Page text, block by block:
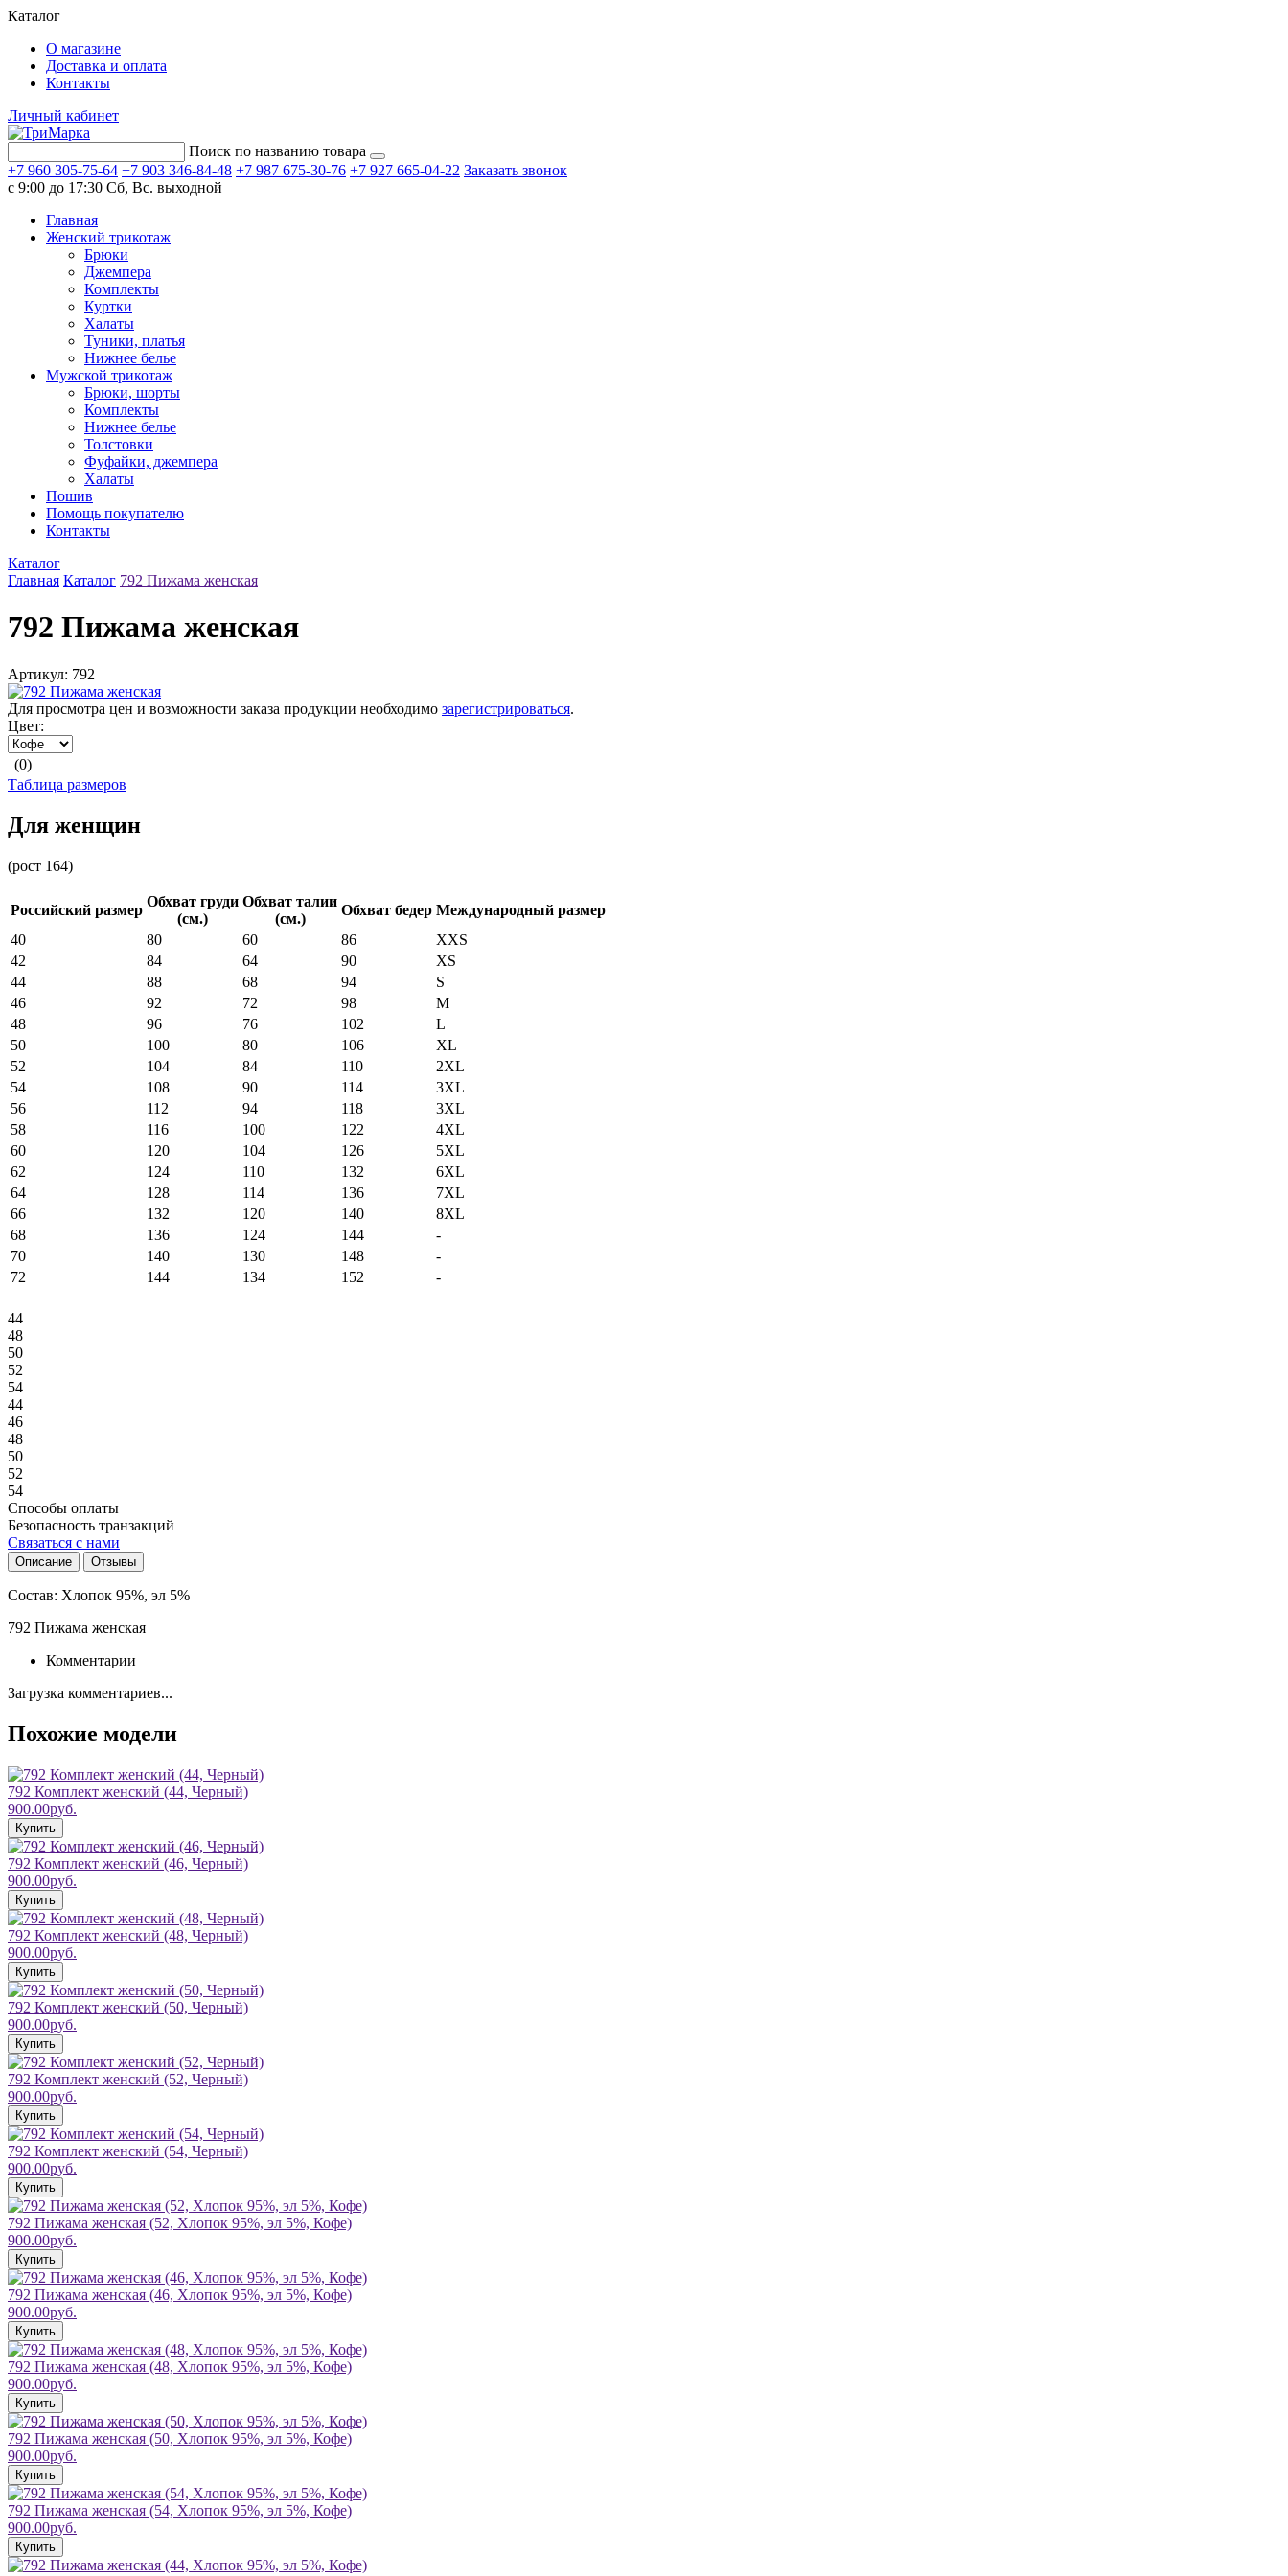
Каталог
О магазине
Доставка и оплата
Контакты
Личный кабинет
Поиск по названию товара
+7 960 305-75-64 +7 903 346-84-48 +7 987 675-30-76 +7 927 665-04-22 Заказать звонок
с 9:00 до 17:30 Сб, Вс. выходной
Главная
Женский трикотаж
Брюки
Джемпера
Комплекты
Куртки
Халаты
Туники, платья
Нижнее белье
Мужской трикотаж
Брюки, шорты
Комплекты
Нижнее белье
Толстовки
Фуфайки, джемпера
Халаты
Пошив
Помощь покупателю
Контакты
Каталог
Главная Каталог 792 Пижама женская
792 Пижама женская
Артикул: 792
Для просмотра цен и возможности заказа продукции необходимо зарегистрироваться.
Цвет:
(0)
Таблица размеров
Для женщин
(рост 164)
Российский размер
Обхват груди
(см.)
Обхват талии
(см.)
Обхват бедер Международный размер
40
80 60 86
XXS
42
84 64 90
XS
44
88 68 94
S
46
92 72 98
M
48
96 76 102
L
50
100 80 106
XL
52
104 84 110
2XL
54
108 90 114
3XL
56
112 94 118
3XL
58
116 100 122
4XL
60
120 104 126
5XL
62
124 110 132
6XL
64
128 114 136
7XL
66
132 120 140
8XL
68
136 124 144
-
70
140 130 148
-
72
144 134 152 -
44
48
50
52
54
44
46
48
50
52
54
Способы оплаты
Безопасность транзакций
Связаться с нами
Описание Отзывы
Состав: Хлопок 95%, эл 5%
792 Пижама женская
Комментарии
Загрузка комментариев...
Похожие модели
792 Комплект женский (44, Черный)
900.00руб.
Купить
792 Комплект женский (46, Черный)
900.00руб.
Купить
792 Комплект женский (48, Черный)
900.00руб.
Купить
792 Комплект женский (50, Черный)
900.00руб.
Купить
792 Комплект женский (52, Черный)
900.00руб.
Купить
792 Комплект женский (54, Черный)
900.00руб.
Купить
792 Пижама женская (52, Хлопок 95%, эл 5%, Кофе)
900.00руб.
Купить
792 Пижама женская (46, Хлопок 95%, эл 5%, Кофе)
900.00руб.
Купить
792 Пижама женская (48, Хлопок 95%, эл 5%, Кофе)
900.00руб.
Купить
792 Пижама женская (50, Хлопок 95%, эл 5%, Кофе)
900.00руб.
Купить
792 Пижама женская (54, Хлопок 95%, эл 5%, Кофе)
900.00руб.
Купить